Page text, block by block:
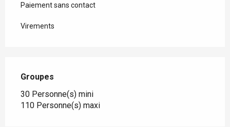
Paiement sans contact
Virements
Groupes
Groupes
30 Personne(s) mini
110 Personne(s) maxi